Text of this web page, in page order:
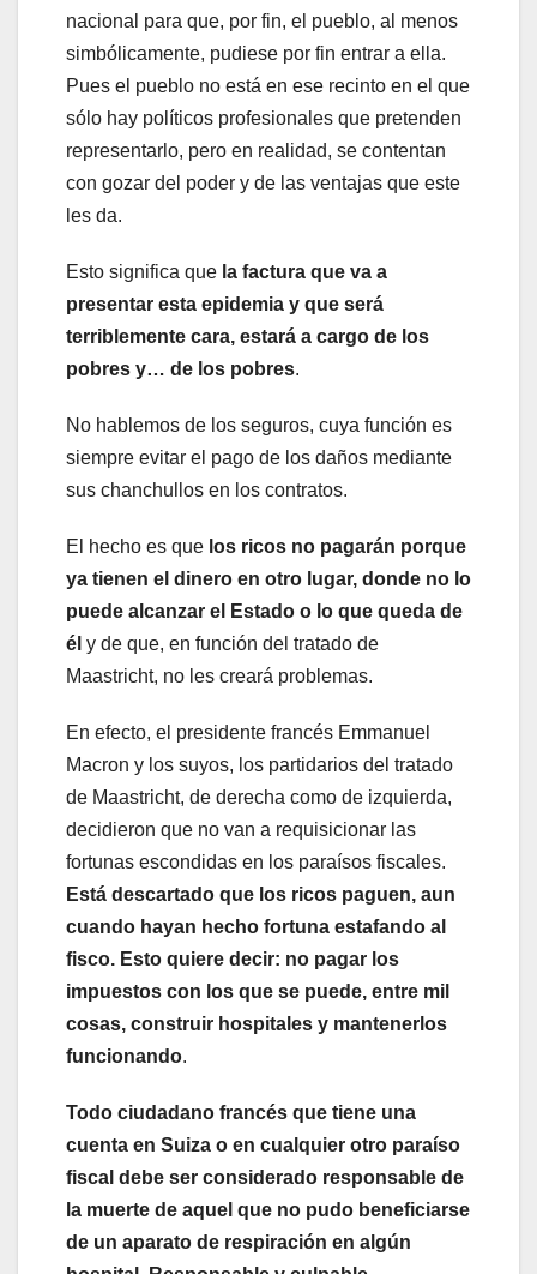
nacional para que, por fin, el pueblo, al menos
simbólicamente, pudiese por fin entrar a ella.
Pues el pueblo no está en ese recinto en el que
sólo hay políticos profesionales que pretenden
representarlo, pero en realidad, se contentan
con gozar del poder y de las ventajas que este
les da.
Esto significa que la factura que va a
presentar esta epidemia y que será
terriblemente cara, estará a cargo de los
pobres y… de los pobres.
No hablemos de los seguros, cuya función es
siempre evitar el pago de los daños mediante
sus chanchullos en los contratos.
El hecho es que los ricos no pagarán porque
ya tienen el dinero en otro lugar, donde no lo
puede alcanzar el Estado o lo que queda de
él y de que, en función del tratado de
Maastricht, no les creará problemas.
En efecto, el presidente francés Emmanuel
Macron y los suyos, los partidarios del tratado
de Maastricht, de derecha como de izquierda,
decidieron que no van a requisicionar las
fortunas escondidas en los paraísos fiscales.
Está descartado que los ricos paguen, aun
cuando hayan hecho fortuna estafando al
fisco. Esto quiere decir: no pagar los
impuestos con los que se puede, entre mil
cosas, construir hospitales y mantenerlos
funcionando.
Todo ciudadano francés que tiene una
cuenta en Suiza o en cualquier otro paraíso
fiscal debe ser considerado responsable de
la muerte de aquel que no pudo beneficiarse
de un aparato de respiración en algún